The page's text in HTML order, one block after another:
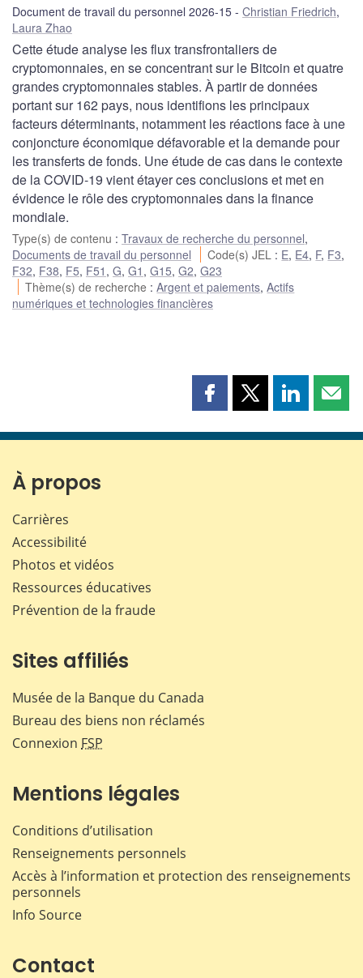
Document de travail du personnel 2026-15 Christian Friedrich,
Laura Zhao
Cette étude analyse les flux transfrontaliers de
cryptomonnaies, en se concentrant sur le Bitcoin et quatre
grandes cryptomonnaies stables. À partir de données
portant sur 162 pays, nous identifions les principaux
facteurs déterminants, notamment les réactions face à une
conjoncture économique défavorable et la demande pour
les transferts de fonds. Une étude de cas dans le contexte
de la COVID‑19 vient étayer ces conclusions et met en
évidence le rôle des cryptomonnaies dans la finance
mondiale.
Type(s) de contenu : Travaux de recherche du personnel,
Documents de travail du personnel
Code(s) JEL : E, E4, F, F3,
F32, F38, F5, F51 , G, G1 , G15, G2, G23
Thème(s) de recherche :Argent et paiements,Actifs
numériques et technologies financières
Partager
page
Partager
page
Partager
page page
À propos
Carrières
Accessibilité
Photos et vidéos
Ressources éducatives
Prévention de la fraude
Sites affiliés
Musée de la Banque du Canada
Bureau des biens non réclamés
Connexion FSP
Mentions légales
Conditions d’utilisation
Renseignements personnels
Accès à l’information et protection des renseignements
personnels
Info Source
Contact